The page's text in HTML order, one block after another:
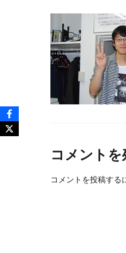
コメントを
コメントを投稿する